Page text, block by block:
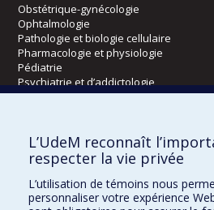
Obstétrique-gynécologie
Ophtalmologie
Pathologie et biologie cellulaire
Pharmacologie et physiologie
Pédiatrie
Psychiatrie et d’addictologie
Radiologie, radio-oncologie et
Écoles
Orthophonie et audiologie
Réadaptation
L’UdeM reconnaît
respecter la vie privée
L’utilisation de témoins nous
personnaliser votre expérience